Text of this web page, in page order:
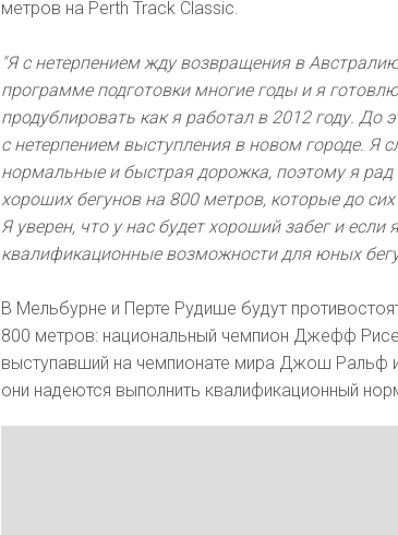
метров на Perth Track Classic.
"Я с нетерпением жду возвращения в
программе подготовки многие годы и я
продублировать как я работал в 2012 году. До
с нетерпением выступления в новом городе. Я
нормальные и быстрая дорожка, поэтому я
хороших бегунов на 800 метров, которые до
Я уверен, что у нас будет хороший забег и
квалификационные возможности для юных
В Мельбурне и Перте Рудише будут
800 метров: национальный чемпион Джефф
выступавший на чемпионате мира Джош Ральф
они надеются выполнить квалификационный